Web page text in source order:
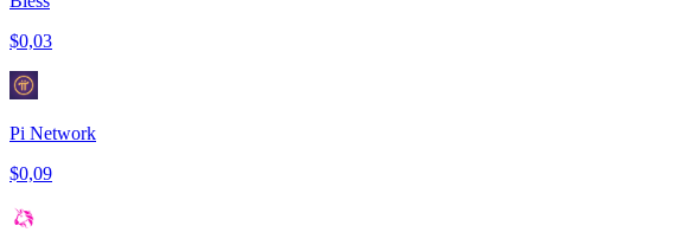
$0,03
Pi Network
$0,09